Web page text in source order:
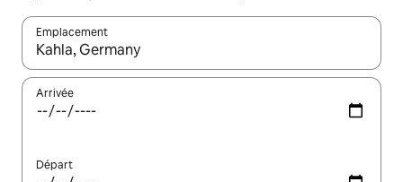
Emplacement
Quand les résultats sont affichés, parcourez-les en utilisant
Arrivée
Départ